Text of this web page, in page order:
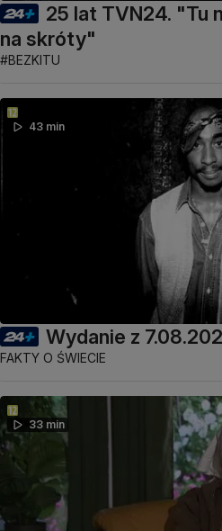
25 lat TVN24. "Tu
na skróty"
#BEZKITU
43 min
Wydanie z
FAKTY O ŚWIECIE
33 min